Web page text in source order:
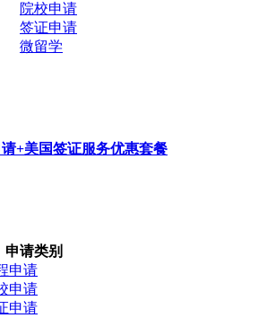
院校申请
签证申请
微留学
+美国签证服务优惠套餐
申请类别
申请
申请
申请